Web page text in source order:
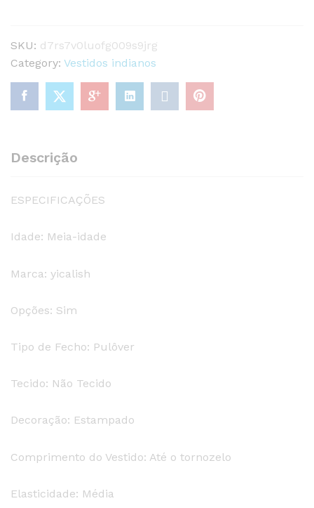
lateral,
estampa
quantity
SKU: d7rs7v0luofg009s9jrg
Category: Vestidos indianos
Descrição
ESPECIFICAÇÕES
Idade: Meia-idade
Marca: yicalish
Opções: Sim
Tipo de Fecho: Pulôver
Tecido: Não Tecido
Decoração: Estampado
Comprimento do Vestido: Até o tornozelo
Elasticidade: Média